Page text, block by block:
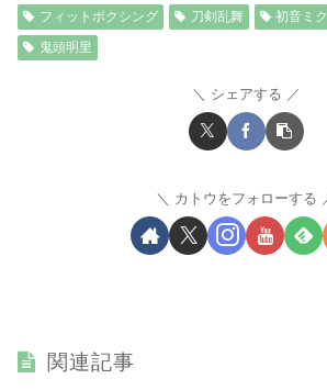
フィットボクシング
刀剣乱舞 初音ミク
鬼頭明里
シェアする
カトウをフォローする
関連記事